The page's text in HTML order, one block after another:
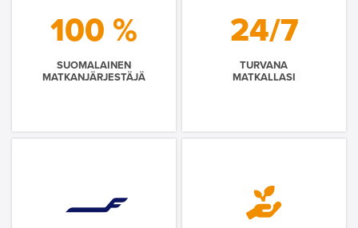
100 %
SUOMALAINEN
MATKANJÄRJESTÄJÄ
24/7
TURVANA
MATKALLASI